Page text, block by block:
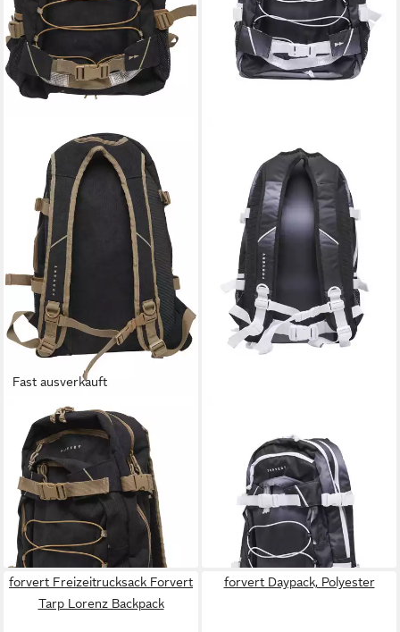
Fast ausverkauft
BRANDIT
Rucksack Brandit Forvert
Cord Laptop Louis
79,99 € UVP89,99 €
-11%
lieferbar - in 2-3 Werktagen bei dir
Rucksack Brandit Forvert
Laptop Louis Pathway
79,99 € UVP89,99 €
lieferbar - in 2-3 Werktagen bei dir
forvert Freizeitrucksack Forvert
Tarp Lorenz Backpack
forvert Daypack, Polyester